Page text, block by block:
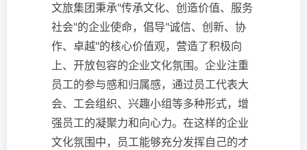
文旅集团秉承"传承文化、创造价值、服务
社会"的企业使命，倡导"诚信、创新、协
作、卓越"的核心价值观，营造了积极向
上、开放包容的企业文化氛围。企业注重
员工的参与感和归属感，通过员工代表大
会、工会组织、兴趣小组等多种形式，增
强员工的凝聚力和向心力。在这样的企业
文化氛围中，员工能够充分发挥自己的才